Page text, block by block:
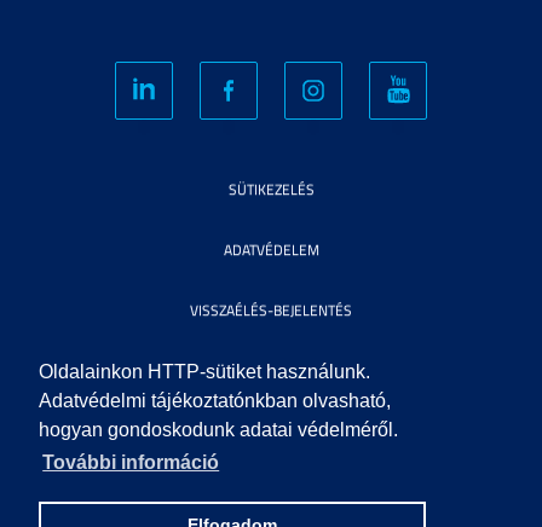
Oldalainkon HTTP-sütiket használunk.
Adatvédelmi tájékoztatónkban olvasható,
hogyan gondoskodunk adatai védelméről.
További információ
SÜTIKEZELÉS
ADATVÉDELEM
VISSZAÉLÉS-BEJELENTÉS
KÖZÉRDEKŰ ADATOK
IMPRESSZUM